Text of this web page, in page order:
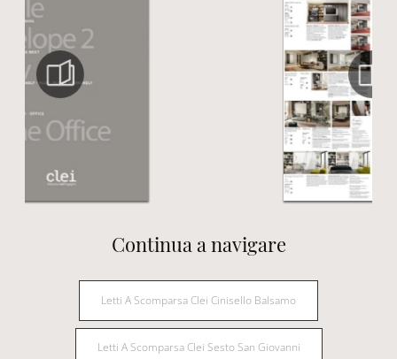
Continua a navigare
Letti A Scomparsa Clei Cinisello Balsamo
Letti A Scomparsa Clei Sesto San Giovanni